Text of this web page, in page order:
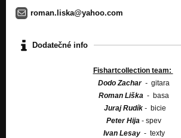
Whisper in Terror
Best Solutions
The Little Match Girl: Part I
roman.liska@yahoo.com
Dodatečné info
Fishartcollection team:
Dodo Zachar - gitara
Roman Liška - basa
Juraj Rudík - bicie
Peter Hija - spev
Ivan Lesay - texty